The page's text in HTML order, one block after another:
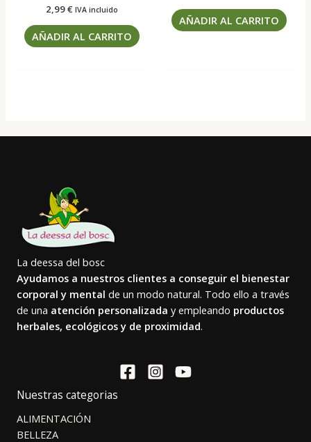
2,99€ IVA incluido
AÑADIR AL CARRITO
AÑADIR AL CARRITO
La deessa del bosc
Ayudamos a nuestros clientes a conseguir el bienestar
corporal y mental de un modo natural. Todo ello a través
de una atención personalizada y empleando productos
herbales, ecológicos y de proximidad.
Nuestras categorias
ALIMENTACIÓN
BELLEZA